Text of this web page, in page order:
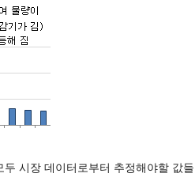
시장 데이터로부터 추정해야할 값